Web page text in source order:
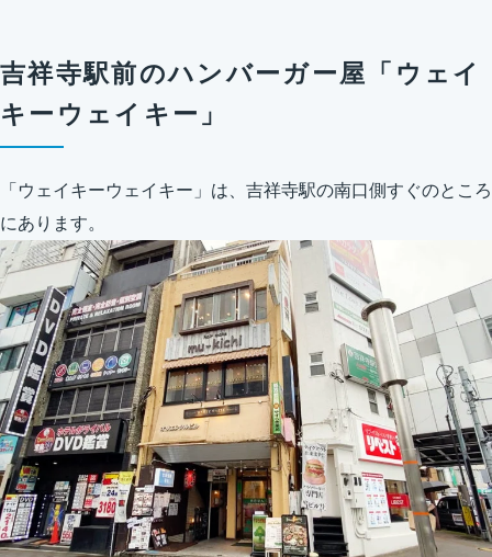
吉祥寺駅前のハンバーガー屋「ウェイ
キーウェイキー」
「ウェイキーウェイキー」は、吉祥寺駅の南口側すぐのところ
にあります。